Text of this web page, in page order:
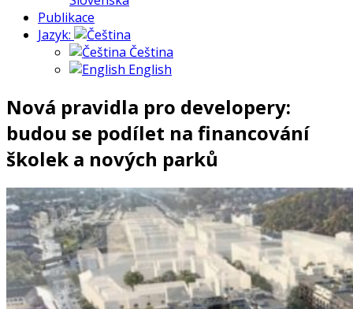
Publikace
Jazyk:
Čeština
English
Nová pravidla pro developery:
budou se podílet na financování
školek a nových parků